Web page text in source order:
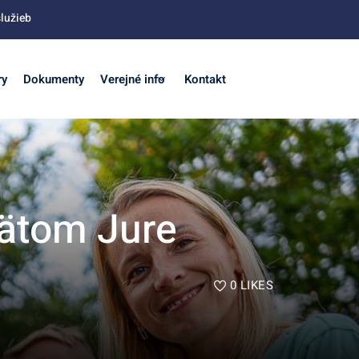
Dokumenty Verejné info Kontakt
Jure
0LIKES